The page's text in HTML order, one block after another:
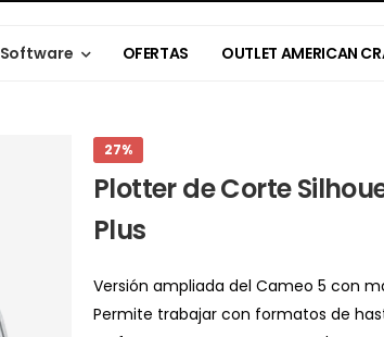
Software OFERTAS OUTLET AMERICAN
27%
Plotter de Corte
Plus
Versión ampliada del Cameo 5 con
Permite trabajar con formatos de